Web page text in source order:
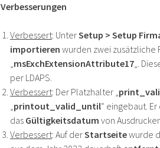
Verbesserungen
Verbessert: UnterSetup > Setup
importieren wurden zwei zusätzliche
„msExchExtensionAttribute17„.
per LDAPS.
Verbessert: Der Platzhalter „
„printout_valid_until“ eingebaut.
das Gültigkeitsdatum von
Verbessert: Auf derStartseitewurde